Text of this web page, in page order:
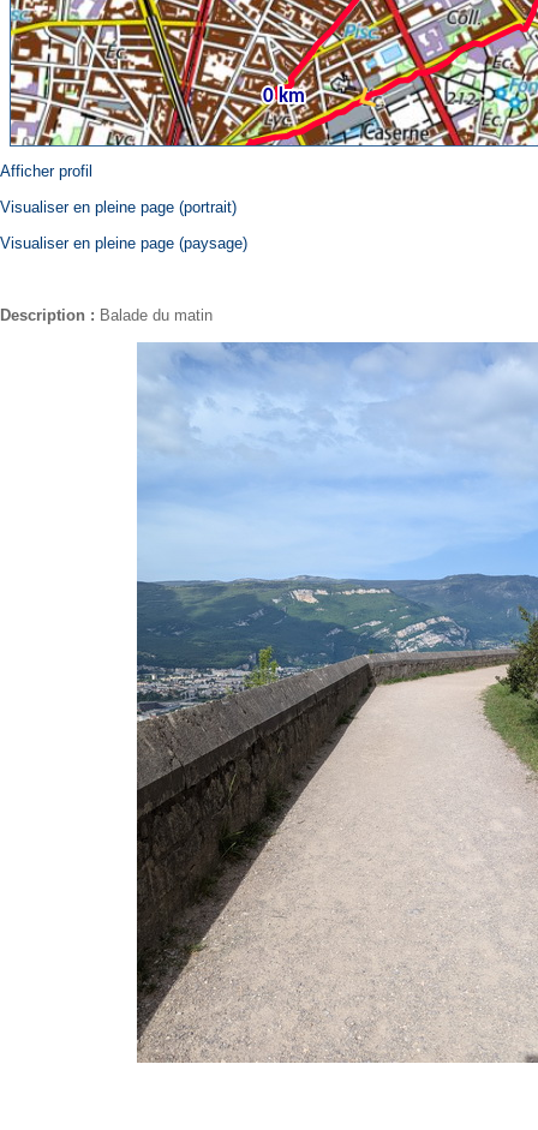
Afficher profil
Visualiser en pleine page (portrait)
Visualiser en pleine page (paysage)
Description : Balade du matin